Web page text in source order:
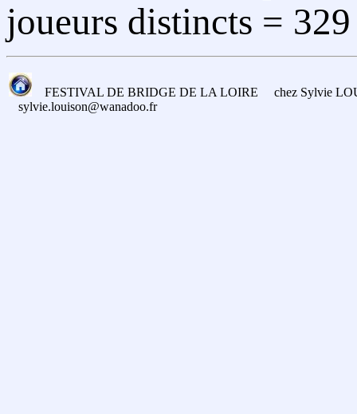
joueurs distincts = 329
FESTIVAL DE BRIDGE DE LA LOIRE chez Sylvie
sylvie.louison@wanadoo.fr